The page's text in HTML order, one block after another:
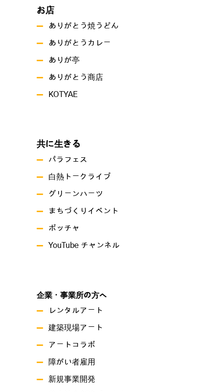
お店
ありがとう焼うどん
ありがとうカレー
ありが亭
ありがとう商店
KOTYAE
共に生きる
パラフェス
白熱トークライブ
グリーンハーツ
まちづくりイベント
ボッチャ
YouTube チャンネル
企業・事業所の方へ
レンタルアート
建築現場アート
アートコラボ
障がい者雇用
新規事業開発